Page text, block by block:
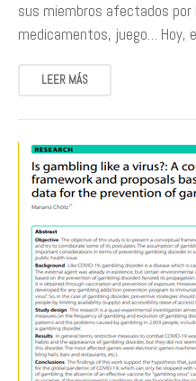
sus miembros afectados por
medicamentos, juego… Hoy,
LEER MÁS